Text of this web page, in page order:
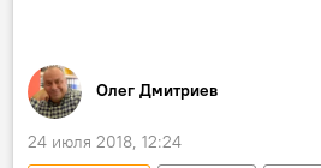
Олег Дмитриев
24 июля 2018, 12:24